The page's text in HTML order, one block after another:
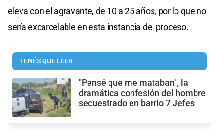
eleva con el agravante, de 10 a 25 años, por lo que no
sería excarcelable en esta instancia del proceso.
TENÉS QUE LEER
"Pensé que me mataban", la
dramática confesión del hombre
secuestrado en barrio 7 Jefes